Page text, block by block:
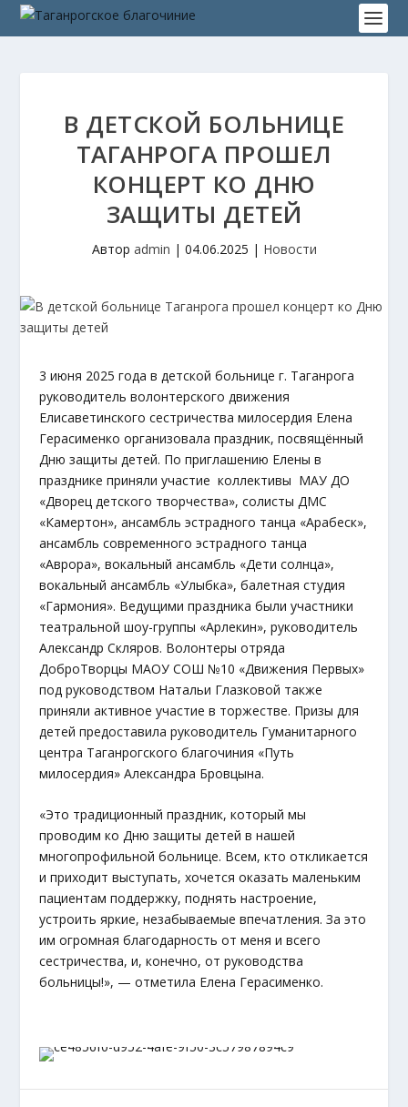
В ДЕТСКОЙ БОЛЬНИЦЕ
ТАГАНРОГА ПРОШЕЛ
КОНЦЕРТ КО ДНЮ
ЗАЩИТЫ ДЕТЕЙ
Автор admin | 04.06.2025 | Новости
3 июня 2025 года в детской больнице г. Таганрога
руководитель волонтерского движения
Елисаветинского сестричества милосердия Елена
Герасименко организовала праздник, посвящённый
Дню защиты детей. По приглашению Елены в
празднике приняли участие коллективы МАУ ДО
«Дворец детского творчества», солисты ДМС
«Камертон», ансамбль эстрадного танца «Арабеск»,
ансамбль современного эстрадного танца
«Аврора», вокальный ансамбль «Дети солнца»,
вокальный ансамбль «Улыбка», балетная студия
«Гармония». Ведущими праздника были участники
театральной шоу-группы «Арлекин», руководитель
Александр Скляров. Волонтеры отряда
ДоброТворцы МАОУ СОШ №10 «Движения Первых»
под руководством Натальи Глазковой также
приняли активное участие в торжестве. Призы для
детей предоставила руководитель Гуманитарного
центра Таганрогского благочиния «Путь
милосердия» Александра Бровцына.
«Это традиционный праздник, который мы
проводим ко Дню защиты детей в нашей
многопрофильной больнице. Всем, кто откликается
и приходит выступать, хочется оказать маленьким
пациентам поддержку, поднять настроение,
устроить яркие, незабываемые впечатления. За это
им огромная благодарность от меня и всего
сестричества, и, конечно, от руководства
больницы!», — отметила Елена Герасименко.